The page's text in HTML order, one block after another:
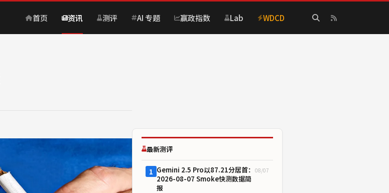
首页 资讯 测评 AI 专题 赢政指数 Lab WDCD
最新测评
1 Gemini 2.5 Pro以87.21分居首：
2026-08-07 Smoke快测数据简
报
08/07